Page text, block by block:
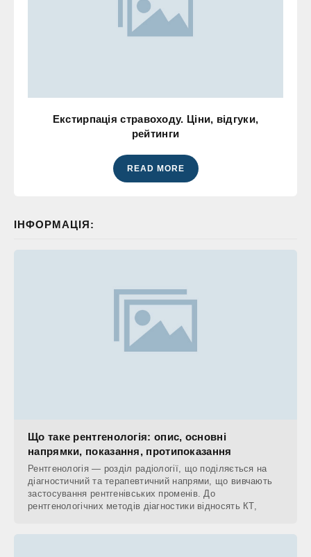
Екстирпація стравоходу. Ціни, відгуки,
рейтинги
READ MORE
ІНФОРМАЦІЯ:
Що таке рентгенологія: опис, основні
напрямки, показання, протипоказання
Рентгенологія — розділ радіології, що поділяється на
діагностичний та терапевтичний напрями, що вивчають
застосування рентгенівських променів. До
рентгенологічних методів діагностики відносять КТ,